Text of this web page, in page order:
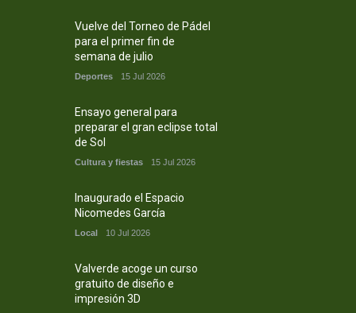
Vuelve del Torneo de Pádel
para el primer fin de
semana de julio
Deportes 15 Jul 2026
Ensayo general para
preparar el gran eclipse total
de Sol
Cultura y fiestas 15 Jul 2026
Inaugurado el Espacio
Nicomedes García
Local 10 Jul 2026
Valverde acoge un curso
gratuito de diseño e
impresión 3D